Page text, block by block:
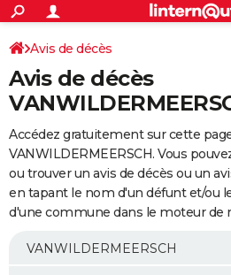
ACTUALITÉS
Politique
Société
Faits Divers
Education
Monde
Villes
+
SPORT
Coupe du monde 2026
Football
Tennis
Cyclisme
Rugby
Forum
FINANCE
Retraite
Impôts
Epargne
Immobilier
Risques naturels par ville
Banque
Assurance
Crédit
Essais
Réserver un essai
Citadines
Berlines
SUV
Forum auto
+
HIGH-TECH
Avis de décès
Avis de décès
Accédez gratuitement sur cette
VANWILDERMEERSCH. Vous
ou trouver un avis de décès ou un
en tapant le nom d'un défunt et/ou
d'une commune dans le moteur de